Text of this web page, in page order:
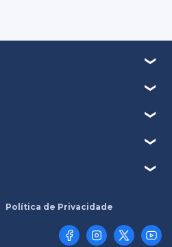
Política de Privacidade